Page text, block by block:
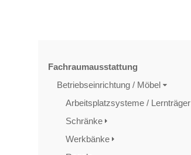
Fachraumausstattung
Betriebseinrichtung / Möbel
Arbeitsplatzsysteme / Lernträger
Schränke
Werkbänke